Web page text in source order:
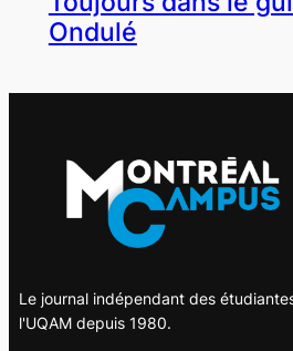
Ondulé
Le journal indépendant des
l'UQAM depuis 1980.